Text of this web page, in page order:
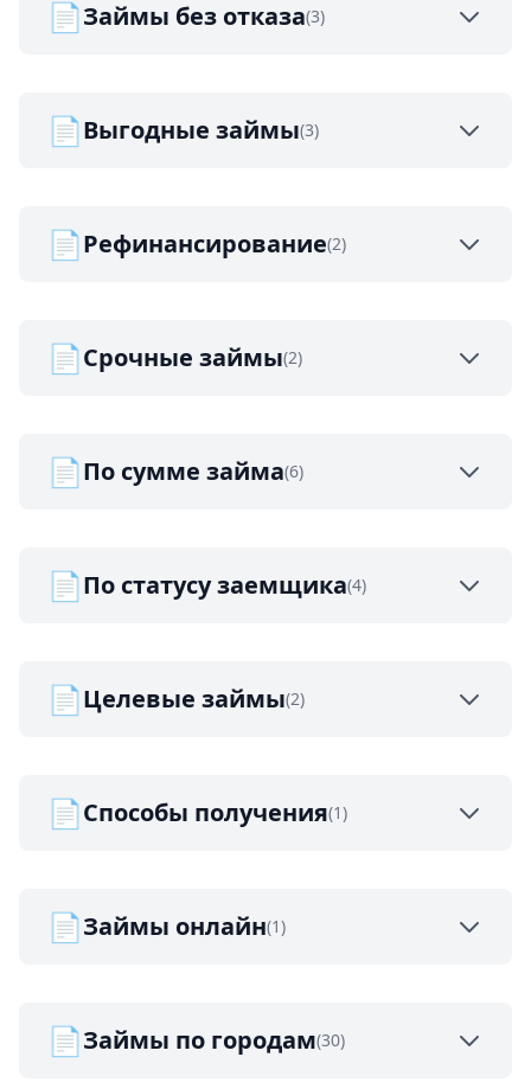
📄Займы без отказа(3)
📄Выгодные займы(3)
📄Рефинансирование(2)
📄Срочные займы(2)
📄По сумме займа(6)
📄По статусу заемщика(4)
📄Целевые займы(2)
📄Способы получения(1)
📄Займы онлайн(1)
📄Займы по городам(30)